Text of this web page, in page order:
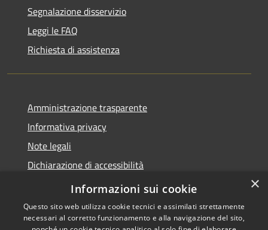
Segnalazione disservizio
Leggi le FAQ
Richiesta di assistenza
Amministrazione trasparente
Informativa privacy
Note legali
Dichiarazione di accessibilità
Meccanismo di Feedback
×
Informazioni sui cookie
Questo sito web utilizza cookie tecnici e assimilati strettamente
necessari al corretto funzionamento e alla navigazione del sito,